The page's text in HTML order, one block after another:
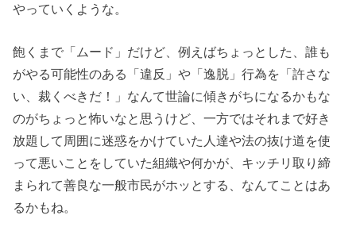
やっていくような。
飽くまで「ムード」だけど、例えばちょっとした、誰も
がやる可能性のある「違反」や「逸脱」行為を「許さな
い、裁くべきだ！」なんて世論に傾きがちになるかもな
のがちょっと怖いなと思うけど、一方ではそれまで好き
放題して周囲に迷惑をかけていた人達や法の抜け道を使
って悪いことをしていた組織や何かが、キッチリ取り締
まられて善良な一般市民がホッとする、なんてことはあ
るかもね。